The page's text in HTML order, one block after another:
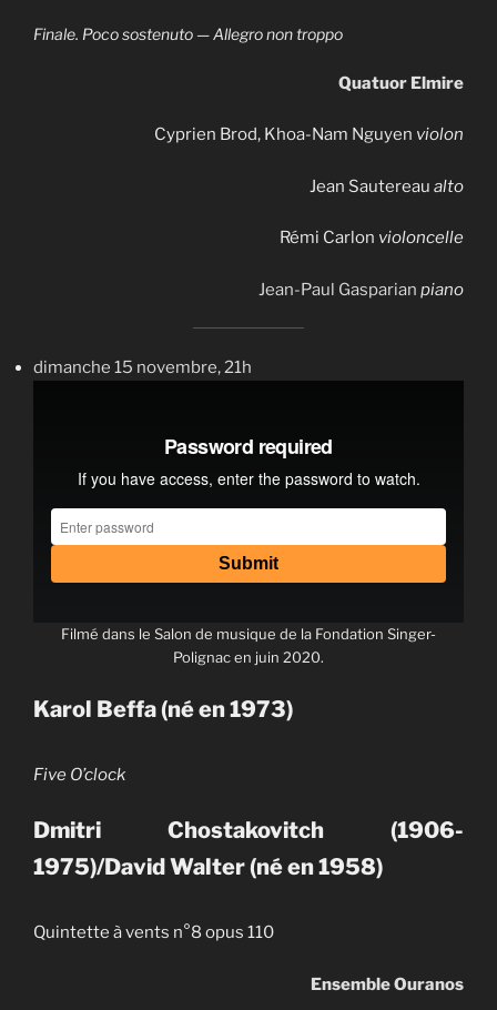
Finale. Poco sostenuto — Allegro non troppo
Quatuor Elmire
Cyprien Brod, Khoa-Nam Nguyen violon
Jean Sautereau alto
Rémi Carlon violoncelle
Jean-Paul Gasparian piano
dimanche 15 novembre, 21h
Filmé dans le Salon de musique de la Fondation Singer-
Polignac en juin 2020.
Karol Beffa (né en 1973)
Five O’clock
Dmitri Chostakovitch (1906-
1975)/David Walter (né en 1958)
Quintette à vents n°8 opus 110
Ensemble Ouranos